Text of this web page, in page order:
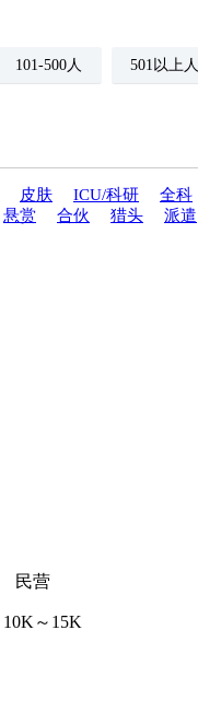
101-500人 501以上人
皮肤 ICU/科研 全科
悬赏 合伙 猎头 派遣
民营
10K～15K